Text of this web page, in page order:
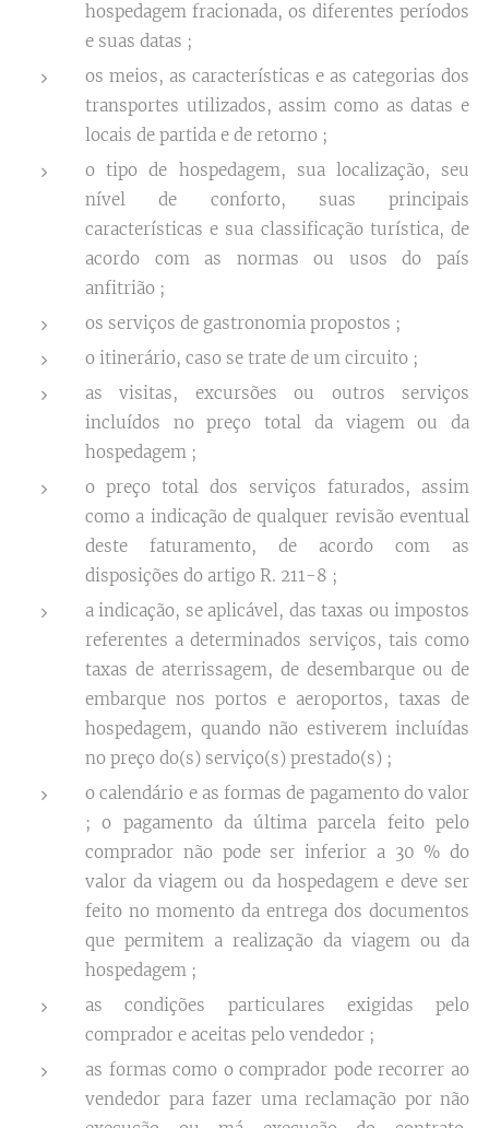
hospedagem fracionada, os diferentes períodos
e suas datas ;
os meios, as características e as categorias dos
transportes utilizados, assim como as datas e
locais de partida e de retorno ;
o tipo de hospedagem, sua localização, seu
nível de conforto, suas principais
características e sua classificação turística, de
acordo com as normas ou usos do país
anfitrião ;
os serviços de gastronomia propostos ;
o itinerário, caso se trate de um circuito ;
as visitas, excursões ou outros serviços
incluídos no preço total da viagem ou da
hospedagem ;
o preço total dos serviços faturados, assim
como a indicação de qualquer revisão eventual
deste faturamento, de acordo com as
disposições do artigo R. 211-8 ;
a indicação, se aplicável, das taxas ou impostos
referentes a determinados serviços, tais como
taxas de aterrissagem, de desembarque ou de
embarque nos portos e aeroportos, taxas de
hospedagem, quando não estiverem incluídas
no preço do(s) serviço(s) prestado(s) ;
o calendário e as formas de pagamento do valor
; o pagamento da última parcela feito pelo
comprador não pode ser inferior a 30 % do
valor da viagem ou da hospedagem e deve ser
feito no momento da entrega dos documentos
que permitem a realização da viagem ou da
hospedagem ;
as condições particulares exigidas pelo
comprador e aceitas pelo vendedor ;
as formas como o comprador pode recorrer ao
vendedor para fazer uma reclamação por não